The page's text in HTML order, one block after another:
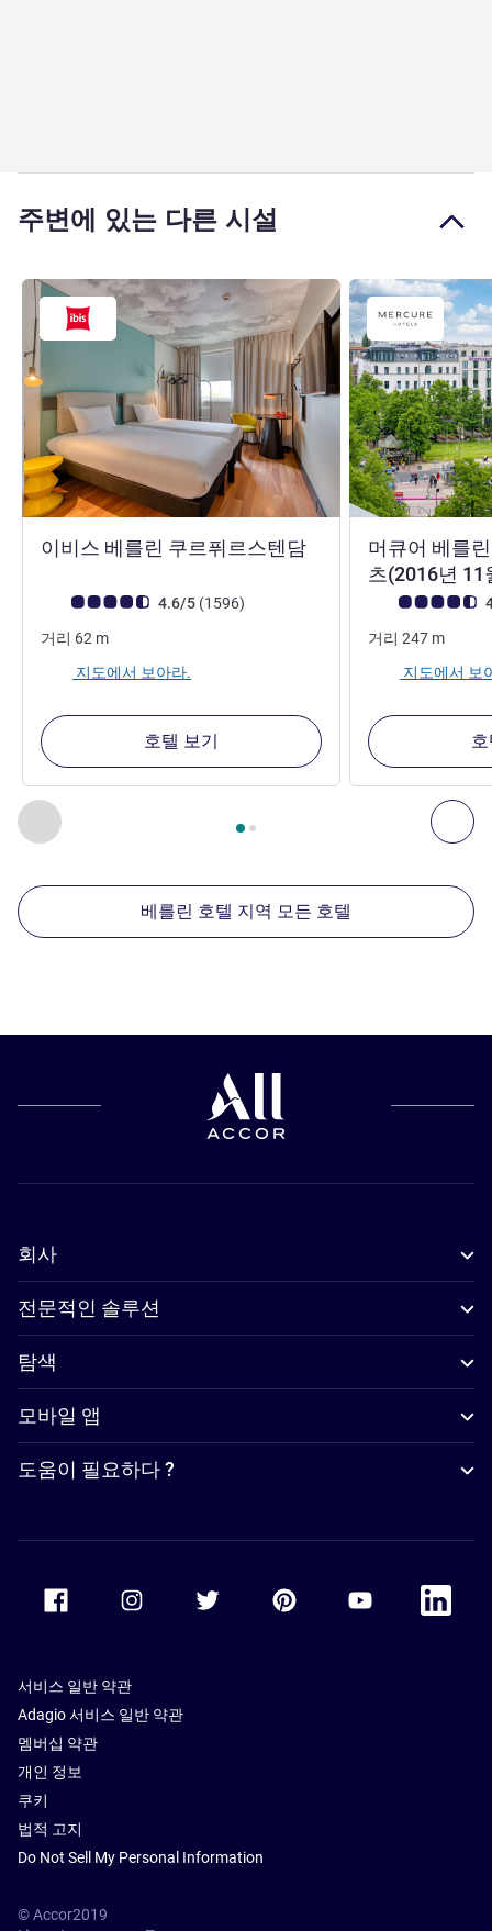
주변에 있는 다른 시설
이전 - 주변에 있는 다른 시설 다
2/ 페이지 , 주변에 있는 다른 시설 1 :, 주변에 있는 다른 시
이비스 베를린 쿠르퓌르스텐담3성
고객 평점 (ALL 평가)
4.6/5 (1596리뷰
)
거리 62 m
지도에서 보아라.
호텔 보기
머큐어 베를
츠(2016년
고객 평점 (ALL 평
거리 247 m
지도에서 보
베를린 호텔 지역 모든 호텔
회사
전문적인 솔루션
탐색
모바일 앱
도움이 필요하다 ?
Accor Facebook Accor TwitterAccor PinterestAccor Youtube
Accor
서비스 일반 약관
Adagio 서비스 일반 약관
멤버십 약관
개인 정보
쿠키
법적 고지
Do Not Sell My Personal Information
© Accor2019